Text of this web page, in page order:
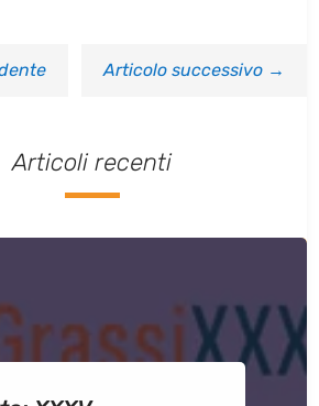
Articolo successivo→
Articoli recenti